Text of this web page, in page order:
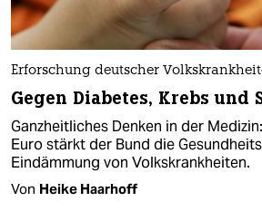
Erforschung deutscher
Gegen Diabetes, Krebs und
Ganzheitliches Denken in der
Euro stärkt der Bund die
Eindämmung von Volkskrankheiten.
Von Heike Haarhoff